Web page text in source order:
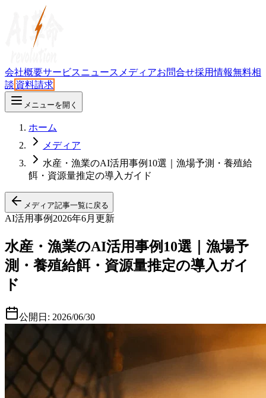
会社概要サービスニュース メディアお問合せ採用情報無料相
談 資料請求
メニューを開く
ホーム
メディア
水産・漁業のAI活用事例10選｜漁場予測・養殖給
餌・資源量推定の導入ガイド
メディア記事一覧に戻る
AI活用事例 2026年6月更新
水産・漁業のAI活用事例10選｜漁場予
測・養殖給餌・資源量推定の導入ガイ
ド
公開日: 2026/06/30